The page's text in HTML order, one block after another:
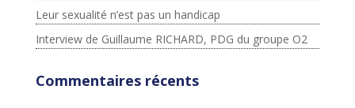
Leur sexualité n’est pas un handicap
Interview de Guillaume RICHARD, PDG du groupe O2
Commentaires récents